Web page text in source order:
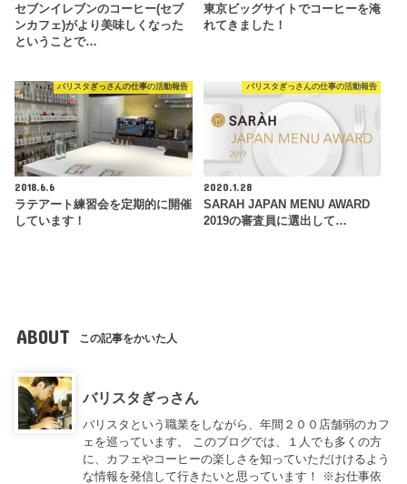
セブンイレブンのコーヒー(セブ
ンカフェ)がより美味しくなった
ということで…
東京ビッグサイトでコーヒーを淹
れてきました！
バリスタぎっさんの仕事の活動報告
2018.6.6
ラテアート練習会を定期的に開催
しています！
バリスタぎっさんの仕事の活動報告
2020.1.28
SARAH JAPAN MENU AWARD
2019の審査員に選出して…
ABOUT この記事をかいた人
バリスタぎっさん
バリスタという職業をしながら、年間２００店舗弱のカフ
ェを巡っています。 このブログでは、１人でも多くの方
に、カフェやコーヒーの楽しさを知っていただけけるよう
な情報を発信して行きたいと思っています！ ※お仕事依